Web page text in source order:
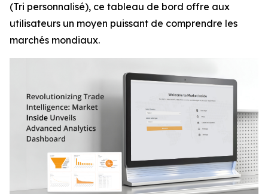
(Tri personnalisé), ce tableau de bord offre aux
utilisateurs un moyen puissant de comprendre les
marchés mondiaux.